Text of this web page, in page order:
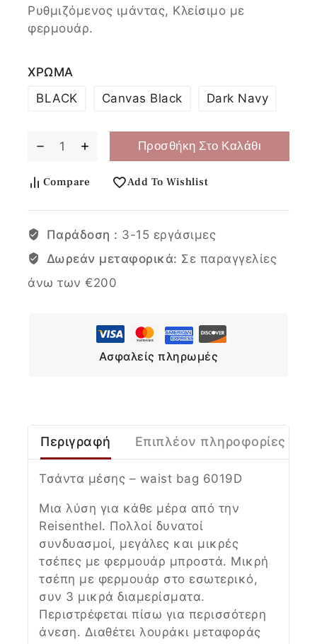
Ρυθμιζόμενος ιμάντας, Κλείσιμο με
φερμουάρ.
ΧΡΩΜΑ
BLACK
Canvas Black Dark Navy
Προσθήκη Στο Καλάθι
Compare Add To Wishlist
Παράδοση : 3-15 εργάσιμες
Δωρεάν μεταφορικά: Σε παραγγελίες
άνω των €200
Ασφαλείς πληρωμές
Περιγραφή Επιπλέον πληροφορίες
Τσάντα μέσης – waist bag 6019D
Μια λύση για κάθε μέρα από την
Reisenthel. Πολλοί δυνατοί
συνδυασμοί, μεγάλες και μικρές
τσέπες με φερμουάρ μπροστά. Μικρή
τσέπη με φερμουάρ στο εσωτερικό,
συν 3 μικρά διαμερίσματα.
Περιστρέφεται πίσω για περισσότερη
άνεση. Διαθέτει λουράκι μεταφοράς